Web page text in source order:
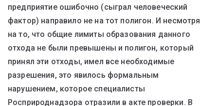
предприятие ошибочно (сыграл человеческий
фактор) направило не на тот полигон. И несмотря
на то, что общие лимиты образования данного
отхода не были превышены и полигон, который
принял эти отходы, имел все необходимые
разрешения, это явилось формальным
нарушением, которое специалисты
Росприроднадзора отразили в акте проверки. В